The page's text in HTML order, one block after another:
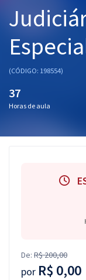
Pós
OAB
Mentorias
(CÓDIGO: 198554)
37
Horas de aula
De: R$ 200,00
por R$ 0,00